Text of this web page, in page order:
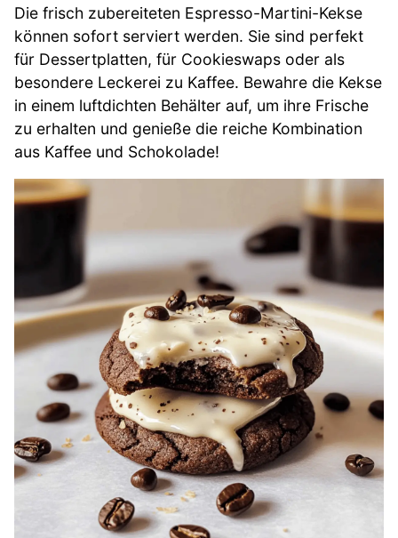
Die frisch zubereiteten Espresso-Martini-Kekse
können sofort serviert werden. Sie sind perfekt
für Dessertplatten, für Cookieswaps oder als
besondere Leckerei zu Kaffee. Bewahre die Kekse
in einem luftdichten Behälter auf, um ihre Frische
zu erhalten und genieße die reiche Kombination
aus Kaffee und Schokolade!